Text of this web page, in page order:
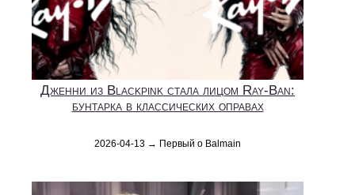
Дженни из Blackpink стала лицом Ray-Ban:
бунтарка в классических оправах
2026-04-13 → Первый о Balmain